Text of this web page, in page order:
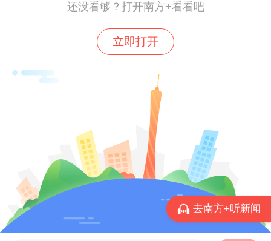
指引明确费用保障标准：企业职工疗休养费
用原则上由所在企业行政福利费承担，福利
费不足可由工会经费适当补助，每人每天补
助不超过600元。赴省外开展技术工人和先
进职工疗休养活动的，行政福利费和工会经
还没看够？打开南方+看看吧
立即打开
去南方+听新闻